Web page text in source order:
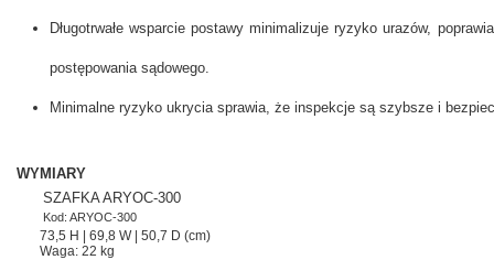
Długotrwałe wsparcie postawy minimalizuje ryzyko urazów,
postępowania sądowego.
Minimalne ryzyko ukrycia sprawia, że inspekcje są szybsze i
WYMIARY
SZAFKA ARYOC-300
Kod: ARYOC-300
73,5 H | 69,8 W | 50,7 D (cm)
Waga: 22 kg